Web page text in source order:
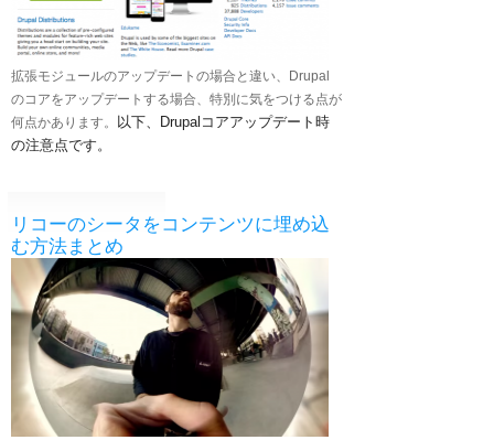
拡張モジュールのアップデートの場合と違い、Drupal
のコアをアップデートする場合、特別に気をつける点が
何点かあります。
以下、Drupalコアアップデート時
の注意点です。
リコーのシータをコンテンツに埋め込
む方法まとめ